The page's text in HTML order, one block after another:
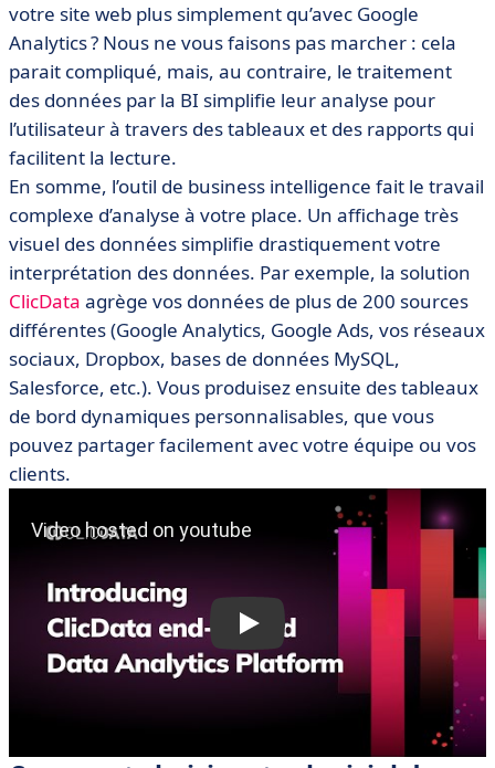
votre site web plus simplement qu’avec Google
Analytics ? Nous ne vous faisons pas marcher : cela
parait compliqué, mais, au contraire, le traitement
des données par la BI simplifie leur analyse pour
l’utilisateur à travers des tableaux et des rapports qui
facilitent la lecture.
En somme, l’outil de business intelligence fait le travail
complexe d’analyse à votre place. Un affichage très
visuel des données simplifie drastiquement votre
interprétation des données. Par exemple, la solution
ClicData agrège vos données de plus de 200 sources
différentes (Google Analytics, Google Ads, vos réseaux
sociaux, Dropbox, bases de données MySQL,
Salesforce, etc.). Vous produisez ensuite des tableaux
de bord dynamiques personnalisables, que vous
pouvez partager facilement avec votre équipe ou vos
clients.